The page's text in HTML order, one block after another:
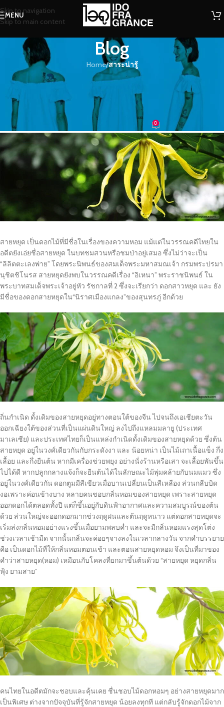
Skip to navigation
Skip to main content
MENU
Blog
Home/สาระน่ารู้
สาระน่ารู้
สายหยุด ที่หอมบ่เคยหยุด… หอมกลิ่น
ดอกไม้ในวรรณคดีไทย
น้องน้ำหอม On 26/11/2016 0
สายหยุด เป็นดอกไม้ที่มีชื่อในเรื่องของความหอม แม้แต่ในวรรณคดีไทยใน
อดีตยังเอ่ยชื่อสายหยุด ในบทชมสวนหรือชมป่าอยู่เสมอ ซึ่งไม่ว่าจะเป็น
“ลิลิตตะเลงพ่าย” โดยพระนิพนธ์ของสมเด็จพระมหาสมณเจ้า กรมพระปรมา
นุชิตชิโนรส สายหยุดยังพบในวรรณคดีเรื่อง “อิเหนา” พระราชนิพนธ์ ใน
พระบาทสมเด็จพระเจ้าอยู่หัว รัชกาลที่ 2 ซึ่งจะเรียกว่า ดอกสาวหยุด และ ยัง
มีชื่อของดอกสายหยุดใน“นิราศเมืองแกลง”ของสุนทรภู่ อีกด้วย
ถิ่นกำเนิด ดั้งเดิมของสายหยุดอยู่ทางตอนใต้ของจีน ไปจนถึงเอเชียตะวัน
ออกเฉียงใต้ของส่วนที่เป็นแผ่นดินใหญ่ ลงไปถึงแหลมมลายู (ประเทศ
มาเลเซีย) และประเทศไทยก็เป็นแหล่งกำเนิดดั้งเดิมของสายหยุดด้วย ซึ่งต้น
สายหยุด อยู่ในวงศ์เดียวกันกับกระดังงา และ น้อยหน่า เป็นไม้เถาเนื้อแข็ง กึ่ง
เลื้อย และกึ่งยืนต้น หากมีเครื่องช่วยพยุง อย่างนั่งร้านหรือเสา จะเลื้อยพันขึ้น
ไปได้ดี หากปลูกกลางแจ้งก็จะยืนต้นได้ในลักษณะไม้พุ่มคล้ายกับนมแมว ซึ่ง
อยู่ในวงศ์เดียวกัน ดอกตูมมีสีเขียวเมื่อบานเปลี่ยนเป็นสีเหลือง ส่วนกลีบบิด
งอเพราะค่อนข้างบาง หลายคนชอบกลิ่นหอมของสายหยุด เพราะสายหยุด
ออกดอกได้ตลอดทั้งปี แต่ก็ขึ้นอยู่กับดินฟ้าอากาศและความสมบูรณ์ของต้น
ด้วย ส่วนใหญ่จะออกดอกมากช่วงฤดูฝนและต้นฤดูหนาว แต่ดอกสายหยุดจะ
เริ่มส่งกลิ่นหอมอย่างแรงขึ้นเมื่อยามพลบค่ำ และจะมีกลิ่นหอมแรงสุดโต่ง
ช่วงเวลาเช้ามืด จากนั้นกลิ่นจะค่อยๆจางลงในเวลากลางวัน จากคำบรรยาย
คือ เป็นดอกไม้ที่ให้กลิ่นหอมตอนเช้า และตอนสายหยุดหอม จึงเป็นที่มาของ
คำว่าสายหยุด(หอม) เหมือนกับโคลงที่ยกมาขึ้นต้นด้วย “สายหยุด หยุดกลิ่น
ฟุ้ง ยามสาย”
คนไทยในอดีตมักจะชอบและคุ้นเคย ชื่นชอบไม้ดอกหอมๆ อย่างสายหยุดมาก
เป็นพิเศษ ต่างจากปัจจุบันที่รู้จักสายหยุด น้อยลงทุกที แต่กลับรู้จักดอกไม้จาก